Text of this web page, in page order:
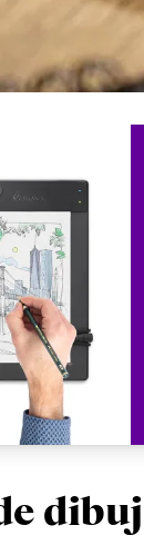
lugar para el
por las
gráfica